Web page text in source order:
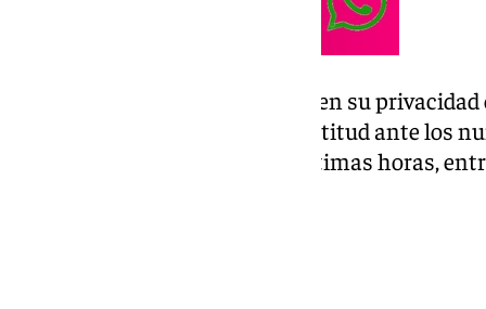
La familia ha pedido que respeten su
vez que han manifestado su gratitud ante los
han venido recibiendo en las últimas horas,